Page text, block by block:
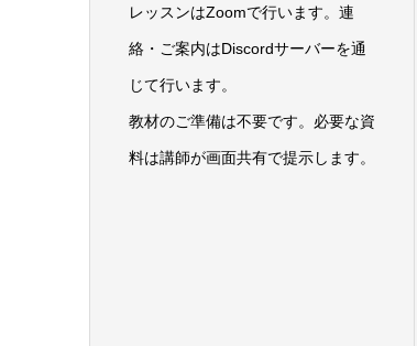
レッスンはZoomで行います。連
絡・ご案内はDiscordサーバーを通
じて行います。
教材のご準備は不要です。必要な資
料は講師が画面共有で提示します。